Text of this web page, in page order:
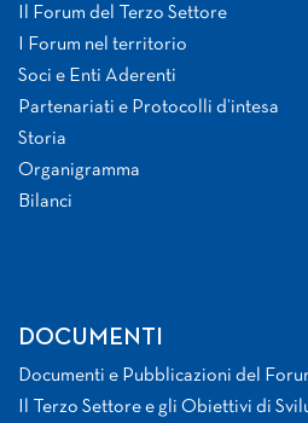
Il Forum del Terzo Settore
I Forum nel territorio
Soci e Enti Aderenti
Partenariati e Protocolli d’intesa
Storia
Organigramma
Bilanci
DOCUMENTI
Documenti e Pubblicazioni del
Il Terzo Settore e gli Obiettivi di